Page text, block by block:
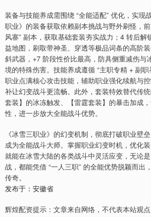
装备与技能养成需围绕 “全能适配” 优化，实现
职业》的装备获取依赖副本挑战与野外刷怪，
风寨” 副本，获取基础套装夯实战力；4 转后解
益地图，刷取带神圣、穿透等极品词条的高阶
斜武器，+7 阶段性价比最高，防具侧重减伤与
境的特殊伤害。技能养成遵循 “主职专精 + 副
职业点满核心攻击技能，辅助职业强化续航与
补让幻变战斗更流畅。此外，套装特效替代传
套装】的冰冻触发、【雷霆套装】的暴击加成
性，进一步放大全能战斗优势。
《冰雪三职业》的幻变机制，彻底打破职业壁
成为全能战斗大师。掌握职业幻变时机，优化
就能在冰雪大陆的各类战斗中灵活应变，无论
战，都能凭借 “一人三职” 的全能优势脱颖而出
传奇。
发布于：安徽省
辉煌配资提示：文章来自网络，不代表本站观点